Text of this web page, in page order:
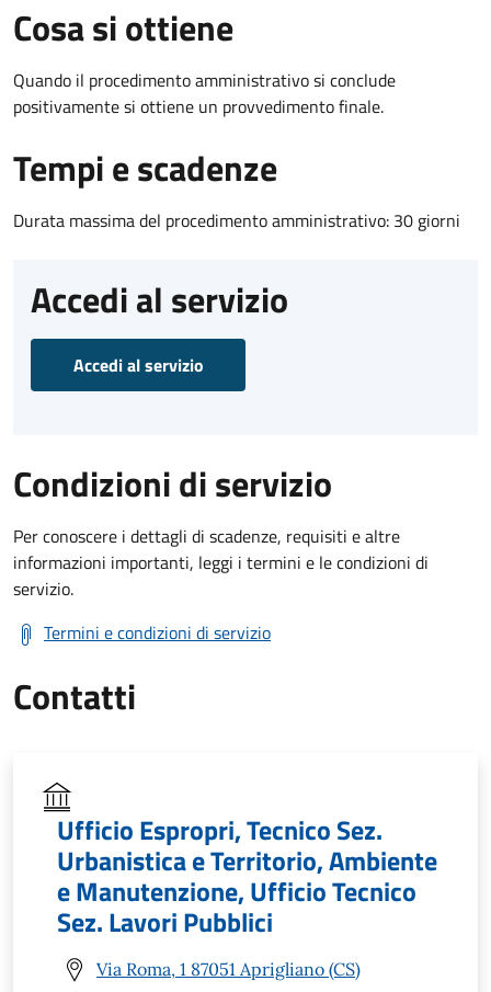
Cosa si ottiene
Quando il procedimento amministrativo si conclude
positivamente si ottiene un provvedimento finale.
Tempi e scadenze
Durata massima del procedimento amministrativo: 30 giorni
Accedi al servizio
Accedi al servizio
Condizioni di servizio
Per conoscere i dettagli di scadenze, requisiti e altre
informazioni importanti, leggi i termini e le condizioni di
servizio.
Termini e condizioni di servizio
Contatti
Ufficio Espropri, Tecnico Sez.
Urbanistica e Territorio, Ambiente
e Manutenzione, Ufficio Tecnico
Sez. Lavori Pubblici
Via Roma, 1 87051 Aprigliano (CS)